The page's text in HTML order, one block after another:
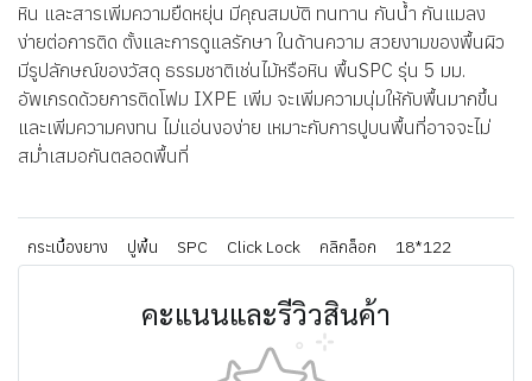
หิน และสารเพิ่มความยืดหยุ่น มีคุณสมบัติ ทนทาน กันน้ำ กันแมลง
ง่ายต่อการติด ตั้งและการดูแลรักษา ในด้านความ สวยงามของพื้นผิว
มีรูปลักษณ์ของวัสดุ ธรรมชาติเช่นไม้หรือหิน พื้นSPC รุ่น 5 มม.
อัพเกรดด้วยการติดโฟม IXPE เพิ่ม จะเพิ่มความนุ่มให้กับพื้นมากขึ้น
และเพิ่มความคงทน ไม่แอ่นงอง่าย เหมาะกับการปูบนพื้นที่อาจจะไม่
สม่ำเสมอกันตลอดพื้นที่
กระเบื้องยาง ปูพื้น SPC Click Lock คลิกล็อก 18*122
คะแนนและรีวิวสินค้า